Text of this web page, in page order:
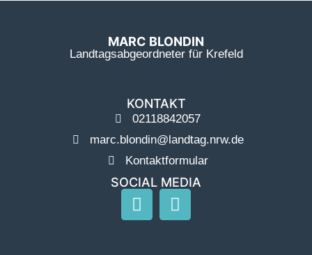
MARC BLONDIN
Landtagsabgeordneter für Krefeld
KONTAKT
02118842057
marc.blondin@landtag.nrw.de
Kontaktformular
SOCIAL MEDIA